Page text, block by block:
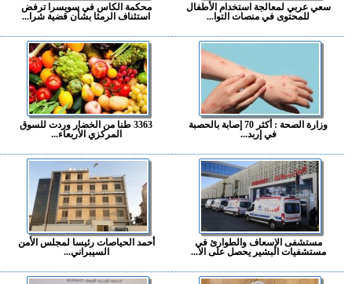
سعي عربي لمعالجة استخدام الأطفال
للمحتوى في منصات التوا...
محكمة الكاس في سويسرا ترفض
استئناف الرمثا بشأن قضية شرا...
وزارة الصحة : أكثر 70 إصابة بالحصبة
في إربد...
3363 طنا من الخضار وردت للسوق
المركزي الأربعاء...
مستشفى الإسعاف والطوارئ في
مستشفيات البشير يحصل على الا...
أحمد الحياصات رئيسا لمجلس الأمن
السيبراني...